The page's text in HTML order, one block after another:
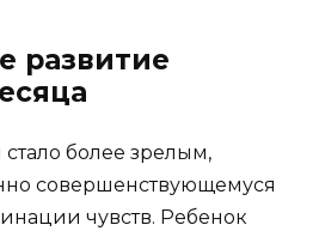
развитие
более зрелым,
совершенствующемуся
чувств. Ребенок